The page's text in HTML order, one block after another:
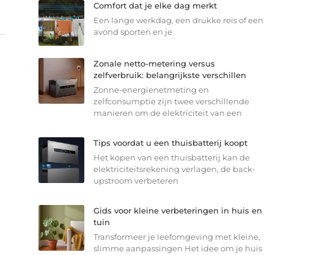
Comfort dat je elke dag merkt
Een lange werkdag, een drukke reis of een
avond sporten en je
Zonale netto-metering versus
zelfverbruik: belangrijkste verschillen
Zonne-energienetmeting en
zelfconsumptie zijn twee verschillende
manieren om de elektriciteit van een
Tips voordat u een thuisbatterij koopt
Het kopen van een thuisbatterij kan de
elektriciteitsrekening verlagen, de back-
upstroom verbeteren
Gids voor kleine verbeteringen in huis en
tuin
Transformeer je leefomgeving met kleine,
slimme aanpassingen Het idee om je huis